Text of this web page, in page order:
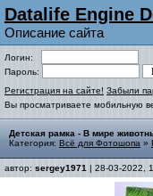
Datalife Engine
Описание сайта
Логин:
Пароль:
Регистрация на сайте! Забыли
Вы просматриваете мобильную
Детская рамка - В мире
Категория: Всё для Фотошопа »
автор: sergey1971 | 28-03-2022,